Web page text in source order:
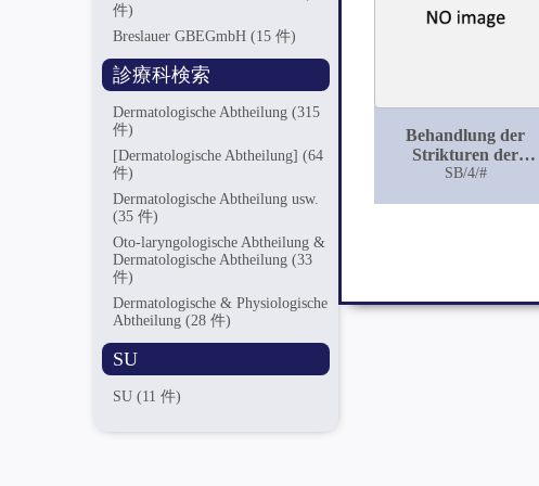
件)
Breslauer GBEGmbH(15 件)
診療科検索
Dermatologische Abtheilung(315
件)
[Dermatologische Abtheilung](64
件)
Dermatologische Abtheilung usw.
(35 件)
Oto-laryngologische Abtheilung &
Dermatologische Abtheilung(33
件)
Dermatologische & Physiologische
Abtheilung(28 件)
SU
SU(11 件)
Behandlung der
Strikturen der
männlichen
SB/4/#